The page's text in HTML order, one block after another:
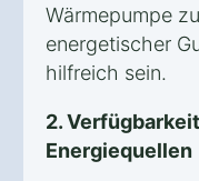
Wärmepumpe
energetischer
hilfreich sein.
2.
Energiequellen